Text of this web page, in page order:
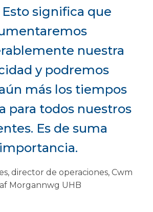
significa que
nuestra
y podremos
más los tiempos
para todos nuestros
Es de suma
importancia.
director de operaciones, Cwm
Morgannwg UHB